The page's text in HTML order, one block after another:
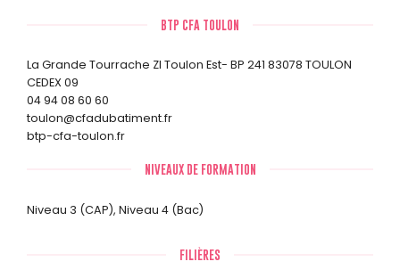
BTP CFA TOULON
La Grande Tourrache ZI Toulon Est- BP 241 83078 TOULON
CEDEX 09
04 94 08 60 60
toulon@cfadubatiment.fr
btp-cfa-toulon.fr
NIVEAUX DE FORMATION
Niveau 3 (CAP), Niveau 4 (Bac)
FILIÈRES